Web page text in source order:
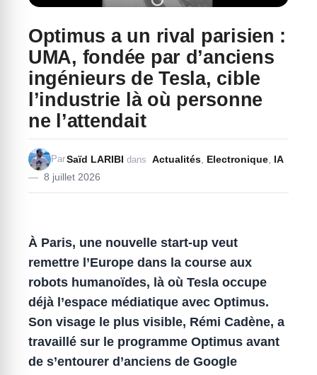
Optimus a un rival parisien :
UMA, fondée par d’anciens
ingénieurs de Tesla, cible
l’industrie là où personne
ne l’attendait
8 juillet 2026
ParSaïd LARIBI dans Actualités Electronique IA
À Paris, une nouvelle start-up veut
remettre l’Europe dans la course aux
robots humanoïdes, là où Tesla occupe
déjà l’espace médiatique avec Optimus.
Son visage le plus visible, Rémi Cadène, a
travaillé sur le programme Optimus avant
de s’entourer d’anciens de Google